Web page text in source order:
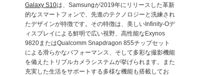
Galaxy S10は、Samsungが2019年にリリースした革新
的なスマートフォンで、先進のテクノロジーと洗練され
たデザインが特徴です。その特徴は、美しいInfinity-Oデ
ィスプレイによる鮮明で広い視野、高性能なExynos
9820またはQualcomm Snapdragon 855チップセット
による滑らかなパフォーマンス、そして多彩な撮影機能
を備えたトリプルカメラシステムが挙げられます。また
充実した生活をサポートする多様な機能も搭載してお